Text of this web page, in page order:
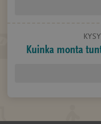
Kuinka monta